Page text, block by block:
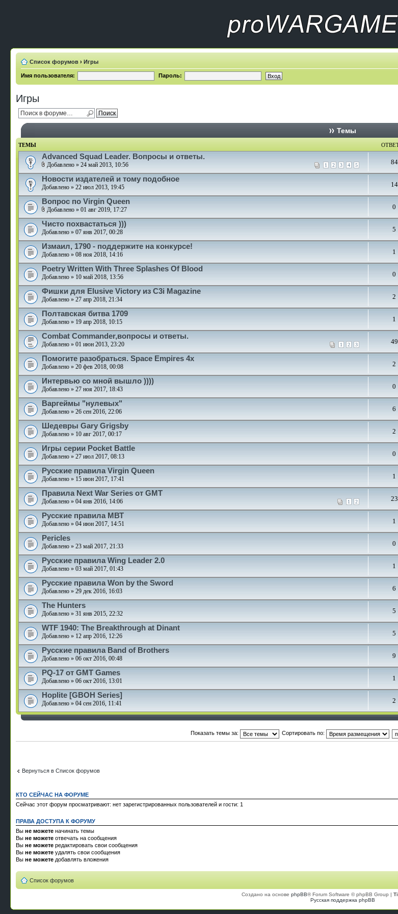
Список форумов › Игры
Имя пользователя: Пароль:
Игры
Темы
ТЕМЫ
Advanced Squad Leader. Вопросы и ответы.
1 2 3 4 5
Добавлено » 24 май 2013, 10:56 84
Новости издателей и тому подобное
Добавлено » 22 июл 2013, 19:45 14
Вопрос по Virgin Queen
Добавлено » 01 авг 2019, 17:27 0
Чисто похвастаться )))
Добавлено » 07 янв 2017, 00:28 5
Измаил, 1790 - поддержите на конкурсе!
Добавлено » 08 ноя 2018, 14:16 1
Poetry Written With Three Splashes Of Blood
Добавлено » 10 май 2018, 13:56 0
Фишки для Elusive Victory из C3i Magazine
Добавлено » 27 апр 2018, 21:34 2
Полтавская битва 1709
Добавлено » 19 апр 2018, 10:15 1
Combat Commander,вопросы и ответы.
1 2 3
Добавлено » 01 июн 2013, 23:20 49
Помогите разобраться. Space Empires 4x
Добавлено » 20 фев 2018, 00:08 2
Интервью со мной вышло ))))
Добавлено » 27 ноя 2017, 18:43 0
Варгеймы "нулевых"
Добавлено » 26 сен 2016, 22:06 6
Шедевры Gary Grigsby
Добавлено » 10 авг 2017, 00:17 2
Игры серии Pocket Battle
Добавлено » 27 июл 2017, 08:13 0
Русские правила Virgin Queen
Добавлено » 15 июн 2017, 17:41 1
Правила Next War Series от GMT
1 2
Добавлено » 04 янв 2016, 14:06 23
Русские правила МВТ
Добавлено » 04 июн 2017, 14:51 1
Pericles
Добавлено » 23 май 2017, 21:33 0
Русские правила Wing Leader 2.0
Добавлено » 03 май 2017, 01:43 1
Русские правила Won by the Sword
Добавлено » 29 дек 2016, 16:03 6
The Hunters
Добавлено » 31 янв 2015, 22:32 5
WTF 1940: The Breakthrough at Dinant
Добавлено » 12 апр 2016, 12:26 5
Русские правила Band of Brothers
Добавлено » 06 окт 2016, 00:48 9
PQ-17 от GMT Games
Добавлено » 06 окт 2016, 13:01 1
Hoplite [GBOH Series]
Добавлено » 04 сен 2016, 11:41 2
Показать темы за: Сортировать по:
Вернуться в Список форумов
КТО СЕЙЧАС НА ФОРУМЕ
Сейчас этот форум просматривают: нет зарегистрированных пользователей и гости: 1
ПРАВА ДОСТУПА К ФОРУМУ
Вы не можете начинать темы
Вы не можете отвечать на сообщения
Вы не можете редактировать свои сообщения
Вы не можете удалять свои сообщения
Вы не можете добавлять вложения
Список форумов
Создано на основе phpBB® Forum Software © phpBB Group |
Русская поддержка phpBB